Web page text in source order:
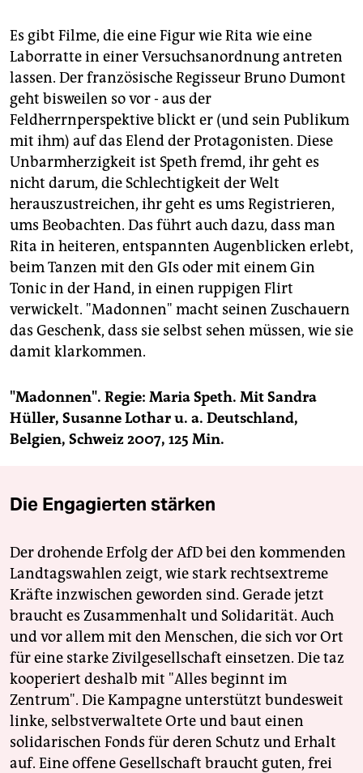
Es gibt Filme, die eine Figur wie Rita wie eine
Laborratte in einer Versuchsanordnung antreten
lassen. Der französische Regisseur Bruno Dumont
geht bisweilen so vor - aus der
Feldherrnperspektive blickt er (und sein Publikum
mit ihm) auf das Elend der Protagonisten. Diese
Unbarmherzigkeit ist Speth fremd, ihr geht es
nicht darum, die Schlechtigkeit der Welt
herauszustreichen, ihr geht es ums Registrieren,
ums Beobachten. Das führt auch dazu, dass man
Rita in heiteren, entspannten Augenblicken erlebt,
beim Tanzen mit den GIs oder mit einem Gin
Tonic in der Hand, in einen ruppigen Flirt
verwickelt. "Madonnen" macht seinen Zuschauern
das Geschenk, dass sie selbst sehen müssen, wie sie
damit klarkommen.
"Madonnen". Regie: Maria Speth. Mit Sandra
Hüller, Susanne Lothar u. a. Deutschland,
Belgien, Schweiz 2007, 125 Min.
Die Engagierten stärken
Der drohende Erfolg der AfD bei den kommenden
Landtagswahlen zeigt, wie stark rechtsextreme
Kräfte inzwischen geworden sind. Gerade jetzt
braucht es Zusammenhalt und Solidarität. Auch
und vor allem mit den Menschen, die sich vor Ort
für eine starke Zivilgesellschaft einsetzen. Die taz
kooperiert deshalb mit "Alles beginnt im
Zentrum". Die Kampagne unterstützt bundesweit
linke, selbstverwaltete Orte und baut einen
solidarischen Fonds für deren Schutz und Erhalt
auf. Eine offene Gesellschaft braucht guten, frei